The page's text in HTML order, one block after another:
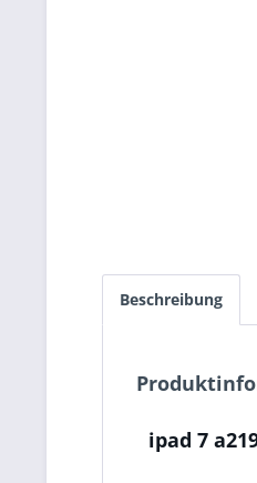
Beschreibung
ipad 7